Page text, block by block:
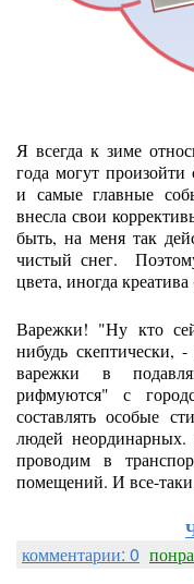
Я всегда к зиме
года могут
и самые главные
внесла свои
быть, на меня так
чистый снег.
цвета, иногда
Варежки! "Ну кто
нибудь скептически,
варежки в
рифмуются" с
составлять особые
людей
проводим в
помещений. И все-
комментарии: 0